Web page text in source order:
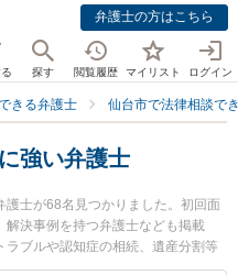
弁護士の方はこちら
探す 閲覧履歴 マイリスト ログイン
きる弁護士 仙台市で法律相談で
強い弁護士
士が68名見つかりました。初回面
決事例を持つ弁護士なども掲載
ブルや認知症の相続、遺産分割等
す。特にネクスパート法律事務所